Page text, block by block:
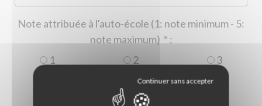
Note attribuée à l'auto-école (1: note minimum - 5:
* :
1
2
3
5